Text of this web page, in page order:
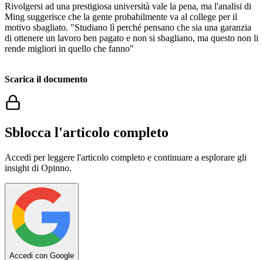
Rivolgersi ad una prestigiosa università vale la pena, ma l'analisi di
Ming suggerisce che la gente probabilmente va al college per il
motivo sbagliato. "Studiano lì perché pensano che sia una garanzia
di ottenere un lavoro ben pagato e non si sbagliano, ma questo non li
rende migliori in quello che fanno"
Scarica il documento
Sblocca l'articolo completo
Accedi per leggere l'articolo completo e continuare a esplorare gli
insight di Opinno.
Accedi con Google